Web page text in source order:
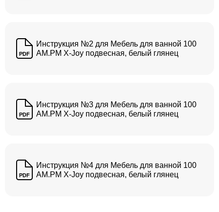
PDF
Инструкция №2 для Мебель для ванной 100
AM.PM X-Joy подвесная, белый глянец
PDF
Инструкция №3 для Мебель для ванной 100
AM.PM X-Joy подвесная, белый глянец
PDF
Инструкция №4 для Мебель для ванной 100
AM.PM X-Joy подвесная, белый глянец